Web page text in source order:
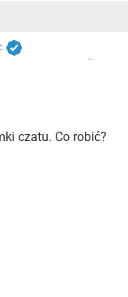
czatu. Co robić?